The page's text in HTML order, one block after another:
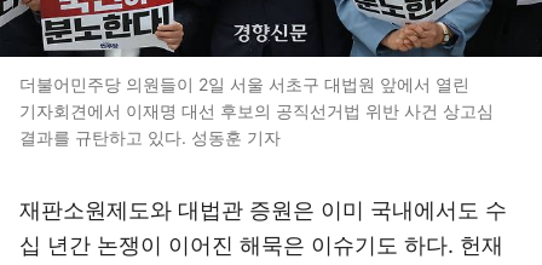
더불어민주당 의원들이 2일 서울 서초구 대법원 앞에서 열린
기자회견에서 이재명 대선 후보의 공직선거법 위반 사건 상고심
결과를 규탄하고 있다. 성동훈 기자
재판소원제도와 대법관 증원은 이미 국내에서도 수
십 년간 논쟁이 이어진 해묵은 이슈기도 하다. 헌재